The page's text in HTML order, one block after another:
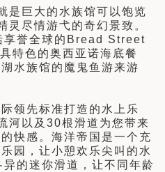
是巨大的水族馆可以饱览
灵尽情游弋的奇幻景致。
享誉全球的Bread Street
特色的奥西亚诺海底餐
水族馆的魔鬼鱼游来游
领先标准打造的水上乐
河以及30根滑道为您带来
快感。海洋帝国是一个充
园，让小憩欢乐尖叫的水
异的迷你滑道，让不同年龄